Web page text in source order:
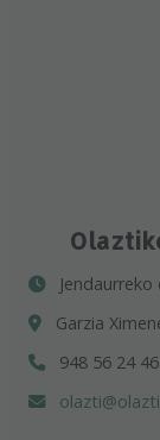
Garzia
948 56 24 46